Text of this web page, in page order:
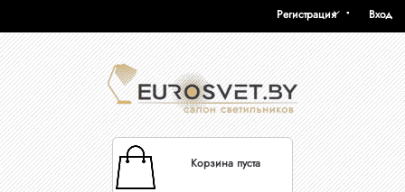
Вход
Регистрация
Корзина пуста